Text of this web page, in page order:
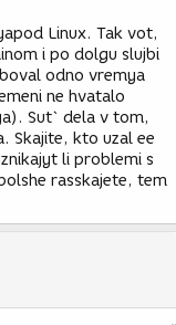
Linux. Tak vot,
i po dolgu slujbi
odno vremya
ne hvatalo
Sut` dela v tom,
Skajite, kto uzal ee
li problemi s
rasskajete, tem